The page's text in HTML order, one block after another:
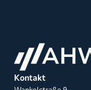
Kontakt